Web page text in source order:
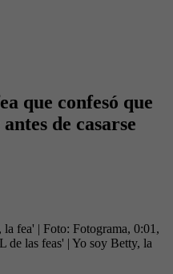
que confesó que
de casarse
la fea' | Foto: Fotograma, 0:01,
las feas' | Yo soy Betty, la